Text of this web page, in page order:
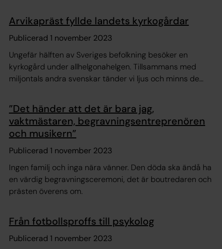
Arvikapräst fyllde landets kyrkogårdar
Publicerad 1 november 2023
Ungefär hälften av Sveriges befolkning besöker en
kyrkogård under allhelgonahelgen. Tillsammans med
miljontals andra svenskar tänder vi ljus och minns de
allhelgona blev en viktig folklig tradition i Sverige?
”Det händer att det är bara jag,
vaktmästaren, begravningsentreprenören
och musikern”
Publicerad 1 november 2023
Ingen familj och inga nära vänner. Den döda ska ändå ha
en värdig begravningsceremoni, det är boutredaren och
prästen överens om.
Från fotbollsproffs till psykolog
Publicerad 1 november 2023